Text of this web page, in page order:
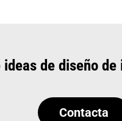
de diseño
Contacta